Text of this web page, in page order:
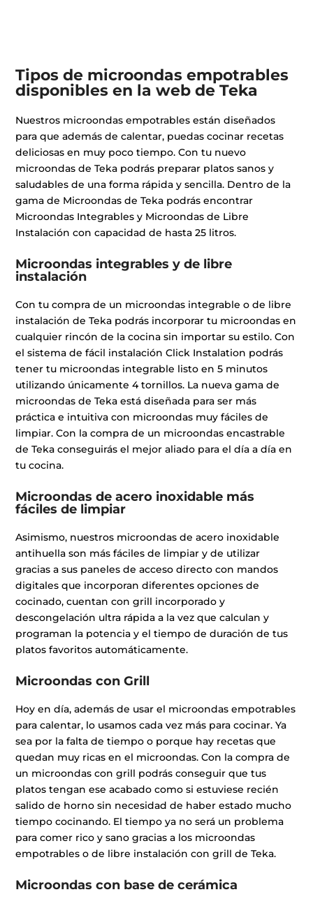
Tipos de microondas empotrables
disponibles en la web de Teka
Nuestros microondas empotrables están diseñados
para que además de calentar, puedas cocinar recetas
deliciosas en muy poco tiempo. Con tu nuevo
microondas de Teka podrás preparar platos sanos y
saludables de una forma rápida y sencilla. Dentro de la
gama de Microondas de Teka podrás encontrar
Microondas Integrables y Microondas de Libre
Instalación con capacidad de hasta 25 litros.
Microondas integrables y de libre
instalación
Con tu compra de un microondas integrable o de libre
instalación de Teka podrás incorporar tu microondas en
cualquier rincón de la cocina sin importar su estilo. Con
el sistema de fácil instalación Click Instalation podrás
tener tu microondas integrable listo en 5 minutos
utilizando únicamente 4 tornillos. La nueva gama de
microondas de Teka está diseñada para ser más
práctica e intuitiva con microondas muy fáciles de
limpiar. Con la compra de un microondas encastrable
de Teka conseguirás el mejor aliado para el día a día en
tu cocina.
Microondas de acero inoxidable más
fáciles de limpiar
Asimismo, nuestros microondas de acero inoxidable
antihuella son más fáciles de limpiar y de utilizar
gracias a sus paneles de acceso directo con mandos
digitales que incorporan diferentes opciones de
cocinado, cuentan con grill incorporado y
descongelación ultra rápida a la vez que calculan y
programan la potencia y el tiempo de duración de tus
platos favoritos automáticamente.
Microondas con Grill
Hoy en día, además de usar el microondas empotrables
para calentar, lo usamos cada vez más para cocinar. Ya
sea por la falta de tiempo o porque hay recetas que
quedan muy ricas en el microondas. Con la compra de
un microondas con grill podrás conseguir que tus
platos tengan ese acabado como si estuviese recién
salido de horno sin necesidad de haber estado mucho
tiempo cocinando. El tiempo ya no será un problema
para comer rico y sano gracias a los microondas
empotrables o de libre instalación con grill de Teka.
Microondas con base de cerámica